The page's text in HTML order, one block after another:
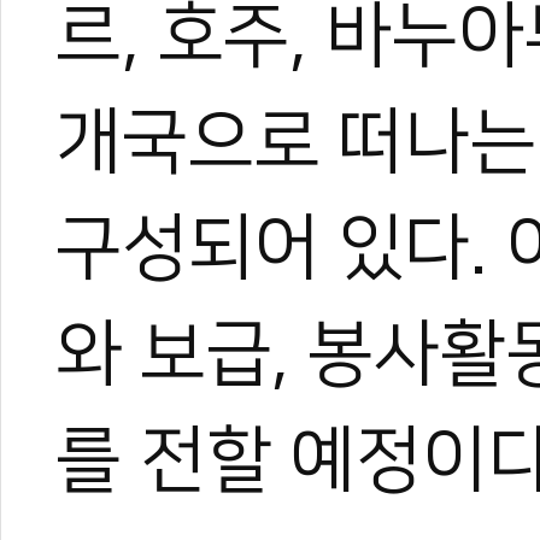
르, 호주, 바누
개국으로 떠나
구성되어 있다.
와 보급, 봉사활
를 전할 예정이